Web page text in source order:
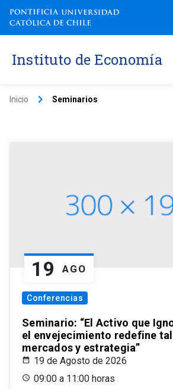
Instituto de Economía
Inicio keyboard_arrow_right Seminarios
19 AGO
Conferencias
Seminario: “El Activo que
el envejecimiento redefine
mercados y estrategia”
19 de Agosto de 2026
09:00 a 11:00 horas